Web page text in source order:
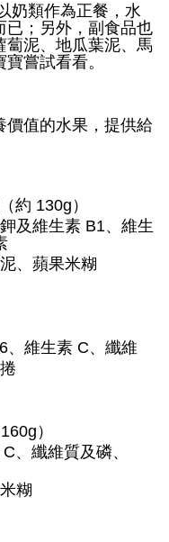
奶類作為正餐，水
已；另外，副食品也
蔔泥、地瓜葉泥、馬
嘗試看看。
價值的水果，提供給
約 130g ）
及維生素 B1、維生
、蘋果米糊
、維生素 C、纖維
160g ）
C、纖維質及磷、
糊